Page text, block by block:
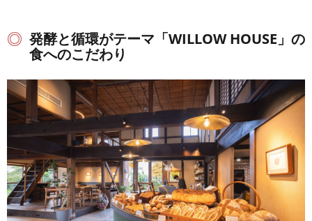
発酵と循環がテーマ「WILLOW HOUSE」の
食へのこだわり